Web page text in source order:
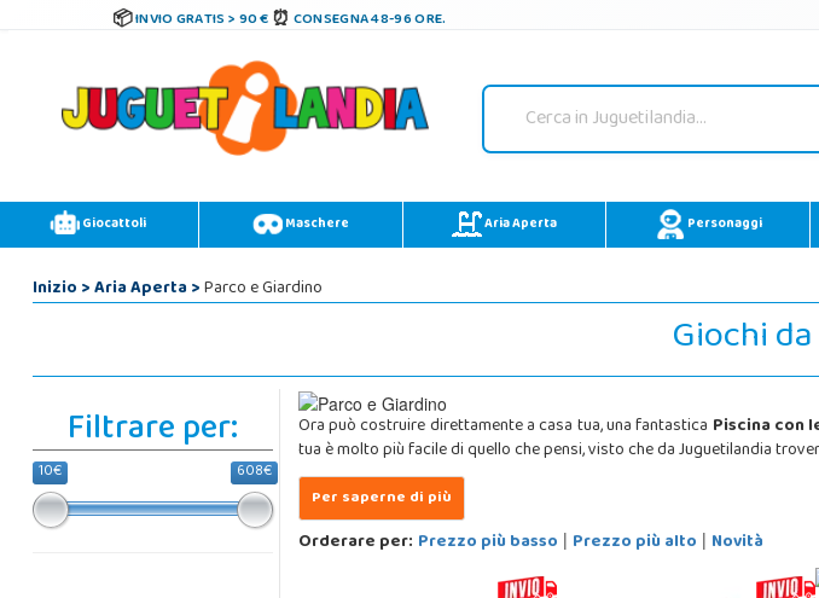
INVIO GRATIS > 90 € CONSEGNA 48-96 ORE.
Giocattoli Maschere Aria Aperta Personaggi
Inizio>Aria Aperta>Parco e Giardino
Giochi
Filtrare per:
10€ 608€
Ora può costruire direttamente a casa tua, una fantastica Piscina con
tua è molto più facile di quello che pensi, visto che da Juguetilandia
Orderare per: Prezzo più basso | Prezzo più alto | Novità